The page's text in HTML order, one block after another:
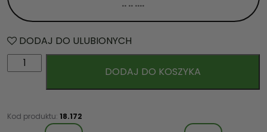
DODAJ DO ULUBIONYCH
l
ć
DODAJ DO KOSZYKA
Kod produktu: 18.172